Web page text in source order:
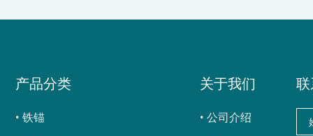
产品分类
铁锚
关于我们
公司介绍